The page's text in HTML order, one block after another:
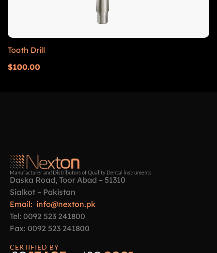
Tooth Drill
$100.00
Manufacturer and Distributors of Quality Dental instruments
Daska Road, Toor Abad – 51310
Sialkot – Pakistan
Email: info@nexton.pk
Tel: 0092 523 241800
Fax: 0092 523 241800
CERTIFIED BY